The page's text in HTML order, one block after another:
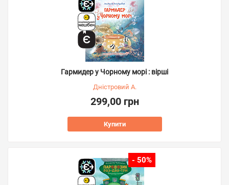
Гармидер у Чорному морі : вірші
Дністровий А.
299,00 грн
Купити
- 50%